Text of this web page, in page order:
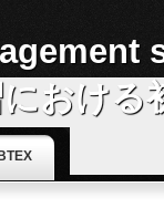
おける